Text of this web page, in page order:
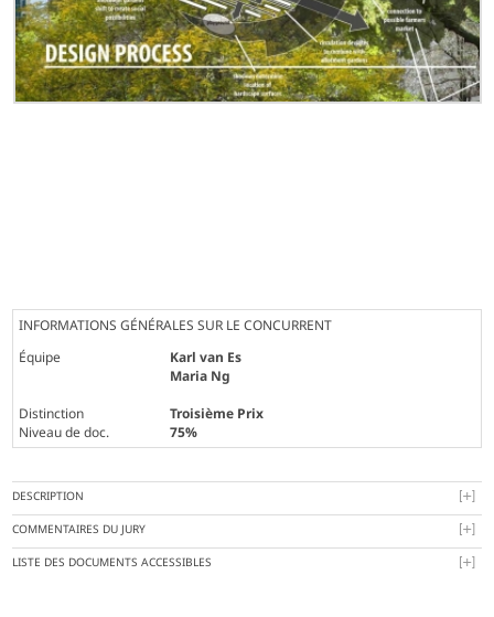
INFORMATIONS GÉNÉRALES SUR LE CONCURRENT
Équipe
Karl van Es
Maria Ng
Distinction
Troisième Prix
Niveau de doc.
75%
DESCRIPTION
COMMENTAIRES DU JURY
LISTE DES DOCUMENTS ACCESSIBLES